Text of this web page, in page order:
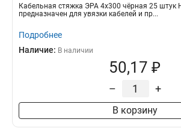
Кабельная стяжка ЭРА 4x300 чёрная 25 штук
предназначен для увязки кабелей и пр...
Подробнее
Наличие: В наличии
50,17 ₽
– +
В корзину